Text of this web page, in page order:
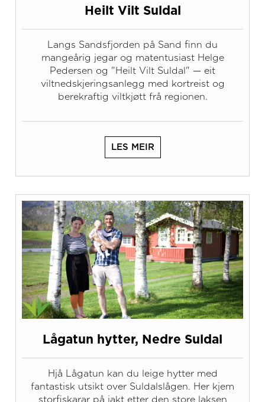
Heilt Vilt Suldal
Langs Sandsfjorden på Sand finn du
mangeårig jegar og matentusiast Helge
Pedersen og "Heilt Vilt Suldal" — eit
viltnedskjeringsanlegg med kortreist og
berekraftig viltkjøtt frå regionen.
LES MEIR
Lågatun hytter, Nedre Suldal
Hjå Lågatun kan du leige hytter med
fantastisk utsikt over Suldalslågen. Her kjem
storfiskarar på jakt etter den store laksen